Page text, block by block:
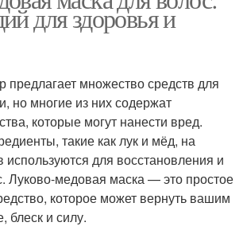
для здоровья и
множество средств для
но многие из них содержат
которые могут нанести вред.
такие как лук и мёд, на
используются для восстановления и
Луково-медовая маска — это простое
которое может вернуть вашим
блеск и силу.